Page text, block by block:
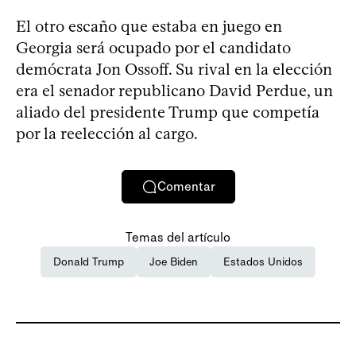
El otro escaño que estaba en juego en
Georgia será ocupado por el candidato
demócrata Jon Ossoff. Su rival en la elección
era el senador republicano David Perdue, un
aliado del presidente Trump que competía
por la reelección al cargo.
Comentar
Temas del artículo
Donald Trump Joe Biden Estados Unidos